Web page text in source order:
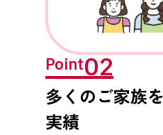
Point02
多くのご家族
実績